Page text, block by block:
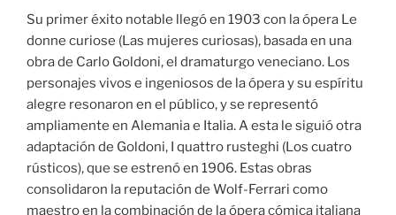
Su primer éxito notable llegó en 1903 con la ópera Le
donne curiose (Las mujeres curiosas), basada en una
obra de Carlo Goldoni, el dramaturgo veneciano. Los
personajes vivos e ingeniosos de la ópera y su espíritu
alegre resonaron en el público, y se representó
ampliamente en Alemania e Italia. A esta le siguió otra
adaptación de Goldoni, I quattro rusteghi (Los cuatro
rústicos), que se estrenó en 1906. Estas obras
consolidaron la reputación de Wolf-Ferrari como
maestro en la combinación de la ópera cómica italiana